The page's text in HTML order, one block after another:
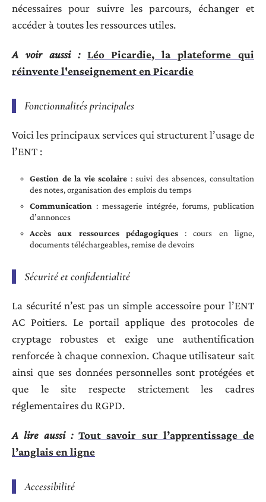
nécessaires pour suivre les parcours, échanger et
accéder à toutes les ressources utiles.
A voir aussi : Léo Picardie, la plateforme qui
réinvente l'enseignement en Picardie
Fonctionnalités principales
Voici les principaux services qui structurent l’usage de
l’ENT :
Gestion de la vie scolaire : suivi des absences, consultation
des notes, organisation des emplois du temps
Communication : messagerie intégrée, forums, publication
d’annonces
Accès aux ressources pédagogiques: cours en ligne,
documents téléchargeables, remise de devoirs
Sécurité et confidentialité
La sécurité n’est pas un simple accessoire pour l’ENT
AC Poitiers. Le portail applique des protocoles de
cryptage robustes et exige une authentification
renforcée à chaque connexion. Chaque utilisateur sait
ainsi que ses données personnelles sont protégées et
que le site respecte strictement les cadres
réglementaires du RGPD.
A lire aussi : Tout savoir sur l’apprentissage de
l’anglais en ligne
Accessibilité